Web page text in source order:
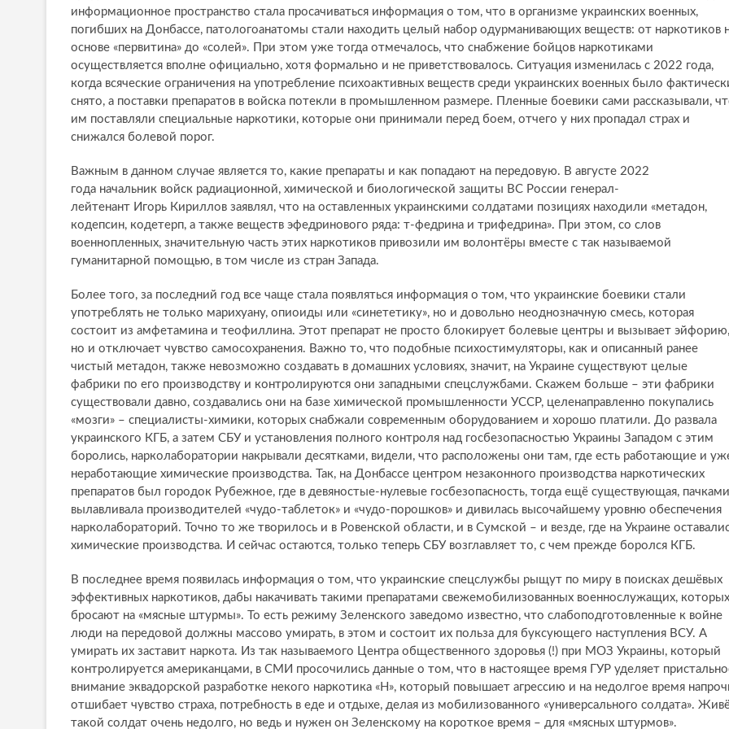
информационное пространство стала просачиваться информация о том, что в организме украинских военных,
погибших на Донбассе, патологоанатомы стали находить целый набор одурманивающих веществ: от наркотиков
основе «первитина» до «солей». При этом уже тогда отмечалось, что снабжение бойцов наркотиками
осуществляется вполне официально, хотя формально и не приветствовалось. Ситуация изменилась с 2022 года,
когда всяческие ограничения на употребление психоактивных веществ среди украинских военных было
снято, а поставки препаратов в войска потекли в промышленном размере. Пленные боевики сами рассказывали,
им поставляли специальные наркотики, которые они принимали перед боем, отчего у них пропадал страх и
снижался болевой порог.
Важным в данном случае является то, какие препараты и как попадают на передовую. В августе 2022
года начальник войск радиационной, химической и биологической защиты ВС России генерал-
лейтенант Игорь Кириллов заявлял, что на оставленных украинскими солдатами позициях находили «метадон,
кодепсин, кодетерп, а также веществ эфедринового ряда: т-федрина и трифедрина». При этом, со слов
военнопленных, значительную часть этих наркотиков привозили им волонтёры вместе с так называемой
гуманитарной помощью, в том числе из стран Запада.
Более того, за последний год все чаще стала появляться информация о том, что украинские боевики стали
употреблять не только марихуану, опиоиды или «синететику», но и довольно неоднозначную смесь, которая
состоит из амфетамина и теофиллина. Этот препарат не просто блокирует болевые центры и вызывает эйфорию,
но и отключает чувство самосохранения. Важно то, что подобные психостимуляторы, как и описанный ранее
чистый метадон, также невозможно создавать в домашних условиях, значит, на Украине существуют целые
фабрики по его производству и контролируются они западными спецслужбами. Скажем больше – эти фабрики
существовали давно, создавались они на базе химической промышленности УССР, целенаправленно покупались
«мозги» – специалисты-химики, которых снабжали современным оборудованием и хорошо платили. До развала
украинского КГБ, а затем СБУ и установления полного контроля над госбезопасностью Украины Западом с этим
боролись, нарколаборатории накрывали десятками, видели, что расположены они там, где есть работающие и
неработающие химические производства. Так, на Донбассе центром незаконного производства наркотических
препаратов был городок Рубежное, где в девяностые-нулевые госбезопасность, тогда ещё существующая, пачками
вылавливала производителей «чудо-таблеток» и «чудо-порошков» и дивилась высочайшему уровню обеспечения
нарколабораторий. Точно то же творилось и в Ровенской области, и в Сумской – и везде, где на Украине
химические производства. И сейчас остаются, только теперь СБУ возглавляет то, с чем прежде боролся КГБ.
В последнее время появилась информация о том, что украинские спецслужбы рыщут по миру в поисках дешёвых
эффективных наркотиков, дабы накачивать такими препаратами свежемобилизованных военнослужащих, которых
бросают на «мясные штурмы». То есть режиму Зеленского заведомо известно, что слабоподготовленные к войне
люди на передовой должны массово умирать, в этом и состоит их польза для буксующего наступления ВСУ. А
умирать их заставит наркота. Из так называемого Центра общественного здоровья (!) при МОЗ Украины, который
контролируется американцами, в СМИ просочились данные о том, что в настоящее время ГУР уделяет
внимание эквадорской разработке некого наркотика «Н», который повышает агрессию и на недолгое время
отшибает чувство страха, потребность в еде и отдыхе, делая из мобилизованного «универсального солдата».
такой солдат очень недолго, но ведь и нужен он Зеленскому на короткое время – для «мясных штурмов».